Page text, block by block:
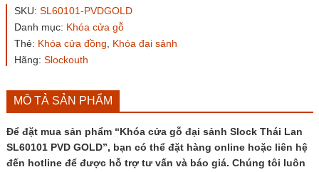
đại
Slock
Thái
Lan
GOLD
SKU: SL60101-PVDGOLD
Danh mục: Khóa cửa gỗ
Thẻ: Khóa cửa đồng
Khóa đại sảnh
Hãng: Slockouth
MÔ TẢ SẢN PHẨM
Để đặt mua sản phẩm “Khóa cửa gỗ đại sảnh Slock Thái Lan
SL60101 PVD GOLD”, bạn có thể đặt hàng online hoặc liên hệ
đến hotline để được hỗ trợ tư vấn và báo giá. Chúng tôi luôn